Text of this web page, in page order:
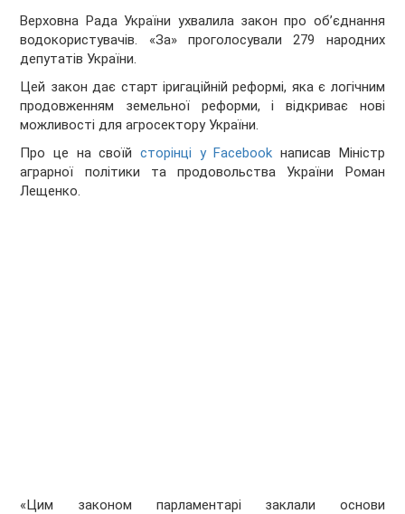
Верховна Рада України ухвалила закон про об’єднання
водокористувачів. «За» проголосували 279 народних
депутатів України.
Цей закон дає старт іригаційній реформі, яка є логічним
продовженням земельної реформи, і відкриває нові
можливості для агросектору України.
Про це на своїй сторінці у Facebook написав Міністр
аграрної політики та продовольства України Роман
Лещенко.
«Цим законом парламентарі заклали основи